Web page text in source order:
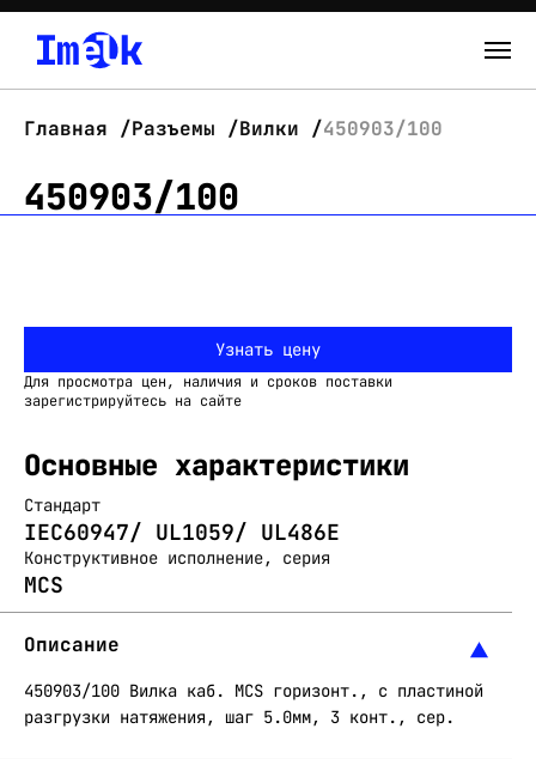
Контакты
Главная Разъемы Вилки 450903/100
450903/100
Узнать цену
Для просмотра цен, наличия и сроков поставки
зарегистрируйтесь на сайте
Основные характеристики
Стандарт
IEC60947/ UL1059/ UL486E
Конструктивное исполнение, серия
MCS
Описание
450903/100 Вилка каб. MCS горизонт., с пластиной
разгрузки натяжения, шаг 5.0мм, 3 конт., сер.